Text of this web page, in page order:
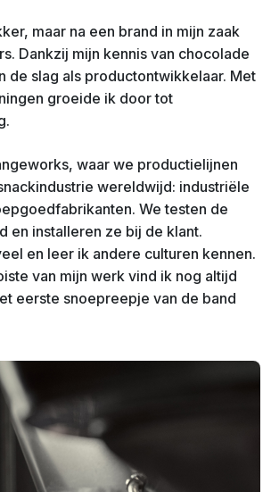
maar na een brand in mijn zaak
Dankzij mijn kennis van chocolade
de slag als product­ontwikkelaar. Met
groeide ik door tot
waar we productielijnen
wereldwijd: industriële
We testen de
en installeren ze bij de klant.
en leer ik andere culturen kennen.
van mijn werk vind ik nog altijd
eerste snoepreepje van de band